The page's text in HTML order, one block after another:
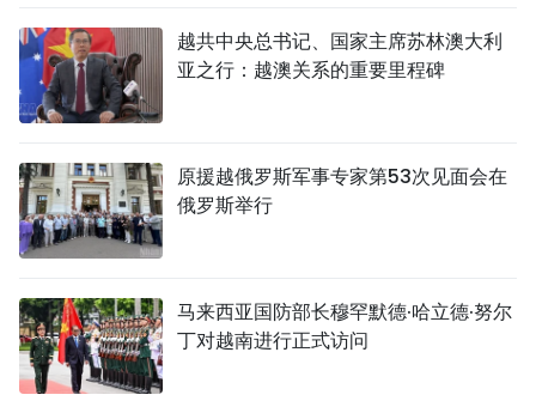
越共中央总书记、国家主席苏林澳大利
亚之行：越澳关系的重要里程碑
原援越俄罗斯军事专家第53次见面会在
俄罗斯举行
马来西亚国防部长穆罕默德·哈立德·努尔
丁对越南进行正式访问